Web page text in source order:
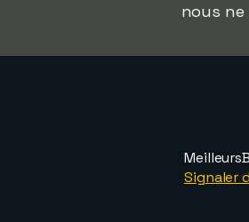
nous
Signaler